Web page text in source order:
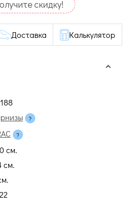
cкидку!
cм.
cм.
Доставка Калькулятор